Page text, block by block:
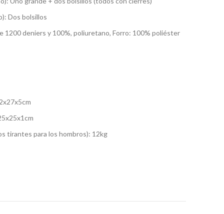
Dos bolsillos
1200 deniers y 100%, poliuretano, Forro: 100% poliéster
tirantes para los hombros): 12kg